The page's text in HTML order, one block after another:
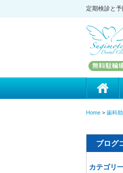
定期検診と
Home > 歯科
ブログ
カテゴリ